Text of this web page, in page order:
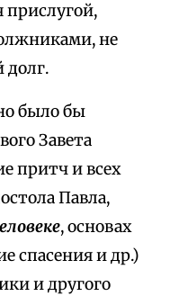
прислугой,
не
было бы
Завета
притч и всех
Павла,
, основах
спасения и др.)
и другого